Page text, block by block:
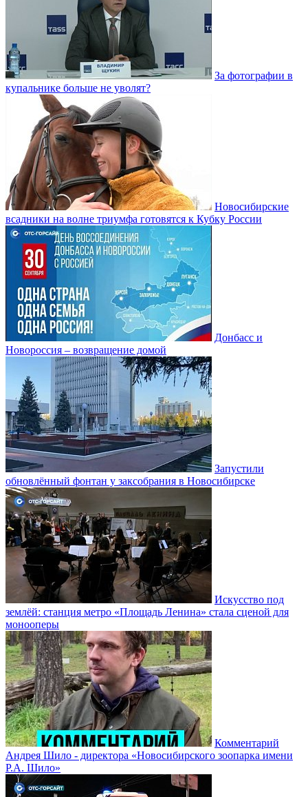
За фотографии в
купальнике больше не уволят?
Новосибирские
всадники на волне триумфа готовятся к Кубку России
Донбасс и
Новороссия – возвращение домой
Запустили
обновлённый фонтан у заксобрания в Новосибирске
Искусство под
землёй: станция метро «Площадь Ленина» стала сценой для
монооперы
Комментарий
Андрея Шило - директора «Новосибирского зоопарка имени
Р.А. Шило»